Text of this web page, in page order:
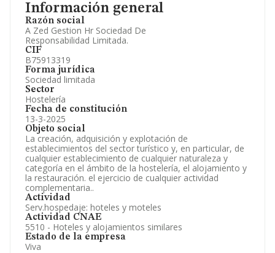
Información general
Razón social
A Zed Gestion Hr Sociedad De
Responsabilidad Limitada.
CIF
B75913319
Forma jurídica
Sociedad limitada
Sector
Hostelería
Fecha de constitución
13-3-2025
Objeto social
La creación, adquisición y explotación de
establecimientos del sector turístico y, en particular, de
cualquier establecimiento de cualquier naturaleza y
categoría en el ámbito de la hostelería, el alojamiento y
la restauración. el ejercicio de cualquier actividad
complementaria..
Actividad
Serv.hospedaje: hoteles y moteles
Actividad CNAE
5510 - Hoteles y alojamientos similares
Estado de la empresa
Viva
Artículos de prensa publicados sobre la empresa.
Información oficial y registral complementaria.